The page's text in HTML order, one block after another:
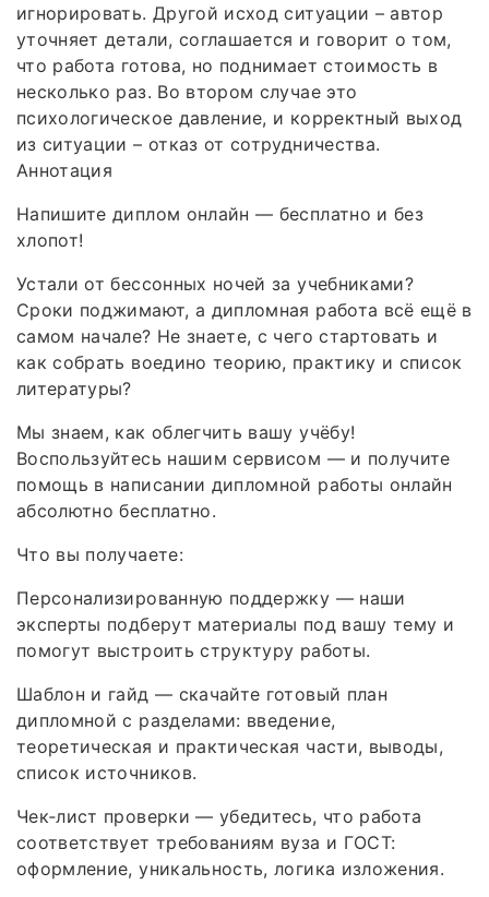
игнорировать. Другой исход ситуации – автор
уточняет детали, соглашается и говорит о том,
что работа готова, но поднимает стоимость в
несколько раз. Во втором случае это
психологическое давление, и корректный выход
из ситуации – отказ от сотрудничества.
Аннотация
Напишите диплом онлайн — бесплатно и без
хлопот!
Устали от бессонных ночей за учебниками?
Сроки поджимают, а дипломная работа всё ещё в
самом начале? Не знаете, с чего стартовать и
как собрать воедино теорию, практику и список
литературы?
Мы знаем, как облегчить вашу учёбу!
Воспользуйтесь нашим сервисом — и получите
помощь в написании дипломной работы онлайн
абсолютно бесплатно.
Что вы получаете:
Персонализированную поддержку — наши
эксперты подберут материалы под вашу тему и
помогут выстроить структуру работы.
Шаблон и гайд — скачайте готовый план
дипломной с разделами: введение,
теоретическая и практическая части, выводы,
список источников.
Чек‑лист проверки — убедитесь, что работа
соответствует требованиям вуза и ГОСТ:
оформление, уникальность, логика изложения.